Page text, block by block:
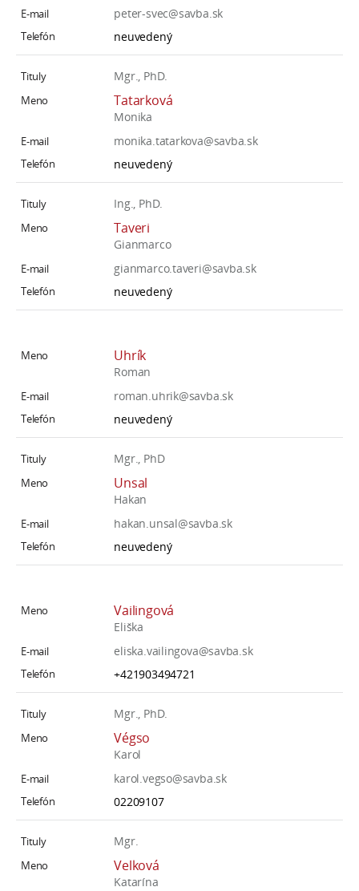
peter-svec@savba.sk
neuvedený
Mgr., PhD.
Tatarková
Monika
monika.tatarkova@savba.sk
neuvedený
Ing., PhD.
Taveri
Gianmarco
gianmarco.taveri@savba.sk
neuvedený
Uhrík
Roman
roman.uhrik@savba.sk
neuvedený
Mgr., PhD
Unsal
Hakan
hakan.unsal@savba.sk
neuvedený
Vailingová
Eliška
eliska.vailingova@savba.sk
+421903494721
Mgr., PhD.
Végso
Karol
karol.vegso@savba.sk
02209107
Mgr.
Velková
Katarína